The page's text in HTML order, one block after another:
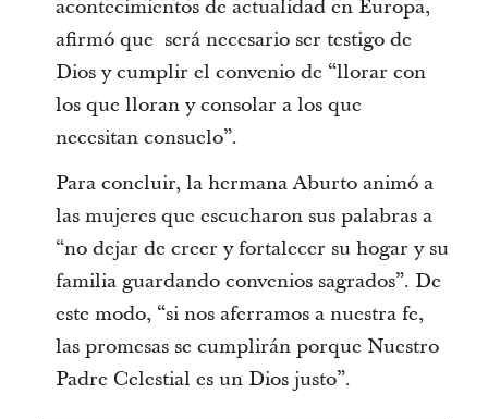
acontecimientos de actualidad en Europa,
afirmó que será necesario ser testigo de
Dios y cumplir el convenio de “llorar con
los que lloran y consolar a los que
necesitan consuelo”.
Para concluir, la hermana Aburto animó a
las mujeres que escucharon sus palabras a
“no dejar de creer y fortalecer su hogar y su
familia guardando convenios sagrados”. De
este modo, “si nos aferramos a nuestra fe,
las promesas se cumplirán porque Nuestro
Padre Celestial es un Dios justo”.